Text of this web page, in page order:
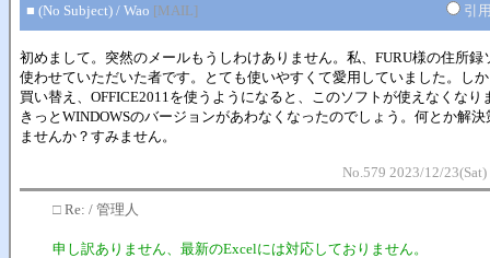
■ (No Subject) / Wao [MAIL] 引
初めまして。突然のメールもうしわけありません。私、FURU様の住所録
使わせていただいた者です。とても使いやすくて愛用していました。し
買い替え、OFFICE2011を使うようになると、このソフトが使えなくなり
きっとWINDOWSのバージョンがあわなくなったのでしょう。何とか解決
ませんか？すみません。
No.579 2023/12/
□ Re: / 管理人
申し訳ありません、最新のExcelには対応しておりません。